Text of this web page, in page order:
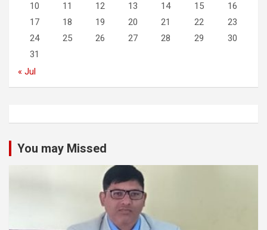
10
11 12 13 14 15
16
17
18 19 20 21 22
23
24
25 26 27 28 29
30
31
« Jul
You may Missed